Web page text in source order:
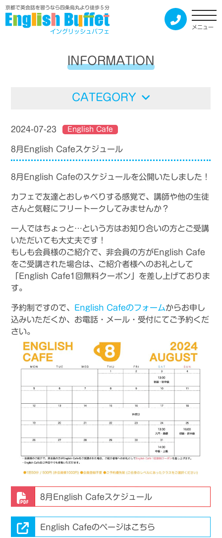
京都で英会話を習うなら四条烏丸より徒歩５分
イングリッシュバフェ
メニュー
INFORMATION
CATEGORY
2024-07-23 English Cafe
8月English Cafeスケジュール
8月English Cafeのスケジュールを公開いたしました！
カフェで友達とおしゃべりする感覚で、講師や他の生徒
さんと気軽にフリートークしてみませんか？
一人ではちょっと…という方はお知り合いの方とご受講
いただいても大丈夫です！
もしも会員様のご紹介で、非会員の方がEnglish Cafe
をご受講された場合は、ご紹介者様へのお礼として
「English Cafe1回無料クーポン」を差し上げておりま
す。
予約制ですので、 English Cafeのフォームからお申し
込みいただくか、お電話・メール・受付にてご予約くだ
さい。
8月English Cafeスケジュール
English Cafeのページはこちら